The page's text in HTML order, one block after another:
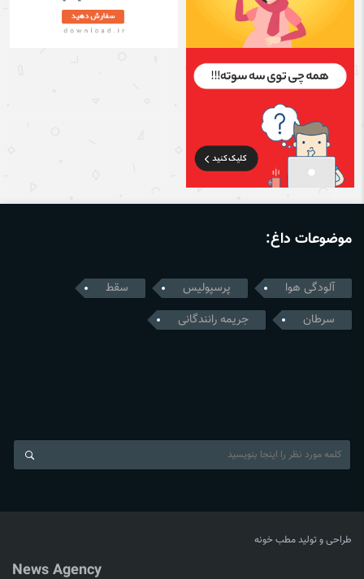
موضوعات داغ:
آلودگی هوا پرسپولیس
سقط
سرطان
جریمه رانندگانی
طراحی و تولیدمطب خونه
News Agency